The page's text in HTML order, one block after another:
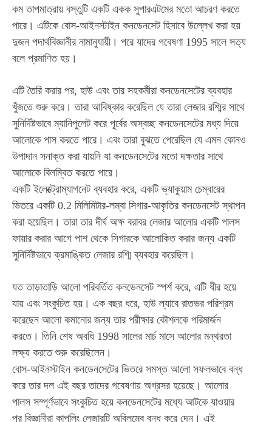
কম তাপমাত্রায় বস্তুটি একটি একক সুপারএটমের মতো আচরণ করতে
পারে। এটিকে বোস-আইনস্টাইন কনডেনসেট হিসাবে উল্লেখ করা হয়
দুজন পদার্থবিজ্ঞানীর নামানুযায়ী। পরে যাদের গবেষণা 1995 সালে সত্য
বলে প্রমাণিত হয়।
এটি তৈরি করার পর, হাউ এবং তার সহকর্মীরা কনডেনসেটের ব্যবহার
খুঁজতে শুরু করে। তারা আবিষ্কার করেছিল যে তারা লেজার রশ্মির সাথে
সুনির্দিষ্টভাবে ম্যানিপুলেট করে পূর্বের অস্বচ্ছ কনডেনসেটের মধ্য দিয়ে
আলোকে পাস করতে পারে। এবং তারা বুঝতে পেরেছিল যে এমন কোনও
উপাদান সনাক্ত করা যায়নি যা কনডেনসেটের মতো দক্ষতার সাথে
আলোকে বিলম্বিত করতে পারে।
একটি ইলেক্ট্রোম্যাগনেট ব্যবহার করে, একটি ভ্যাকুয়াম চেম্বারের
ভিতরে একটি 0.2 মিলিমিটার-লম্বা সিগার-আকৃতির কনডেনসেট স্থাপন
করা হয়েছিল। তারা তার দীর্ঘ অক্ষ বরাবর লেজার আলোর একটি পালস
ফায়ার করার আগে পাশ থেকে সিগারকে আলোকিত করার জন্য একটি
সুনির্দিষ্টভাবে ক্রমাঙ্কিত লেজার রশ্মি ব্যবহার করেছিল।
যত তাড়াতাড়ি আলো পরিবর্তিত কনডেনসেট স্পর্শ করে, এটি ধীর হয়ে
যায় এবং সংকুচিত হয়। এক বছর ধরে, হাউ ল্যাবে রাতভর পরিশ্রম
করেছেন আলো কমানোর জন্য তার পরীক্ষার কৌশলকে পরিমার্জন
করতে। তিনি শেষ অবধি 1998 সালের মার্চ মাসে আলোর মন্থরতা
লক্ষ্য করতে শুরু করেছিলেন।
বোস-আইনস্টাইন কনডেনসেটের ভিতরে সমস্ত আলো সফলভাবে বন্ধ
করে তার দল এই বছর তাদের গবেষণায় অগ্রসর হয়েছে। আলোর
পালস সম্পূর্ণভাবে সংকুচিত হয়ে কনডেনসেটের মধ্যে আটকে যাওয়ার
পর বিজ্ঞানীরা কাপলিং লেজারটি অবিলম্বে বন্ধ করে দেন। এই